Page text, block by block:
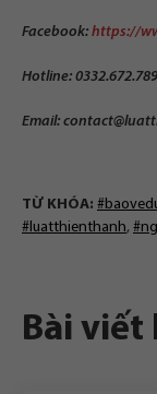
Facebook: https://
Hotline: 0332.672.789
Email:
TỪ KHÓA:
#luatthienthanh,
Bài viết